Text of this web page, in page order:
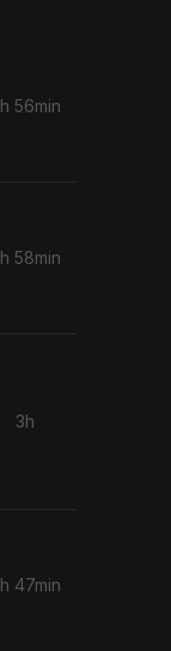
56min
58min
3h
47min